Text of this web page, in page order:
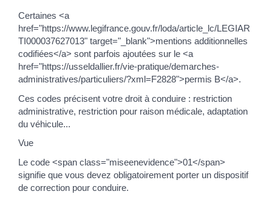
Certaines <a
href="https://www.legifrance.gouv.fr/loda/article_lc/LEGIAR
TI000037627013" target="_blank">mentions additionnelles
codifiées</a> sont parfois ajoutées sur le <a
href="https://usseldallier.fr/vie-pratique/demarches-
administratives/particuliers/?xml=F2828">permis B</a>.
Ces codes précisent votre droit à conduire : restriction
administrative, restriction pour raison médicale, adaptation
du véhicule...
Vue
Le code <span class="miseenevidence">01</span>
signifie que vous devez obligatoirement porter un dispositif
de correction pour conduire.